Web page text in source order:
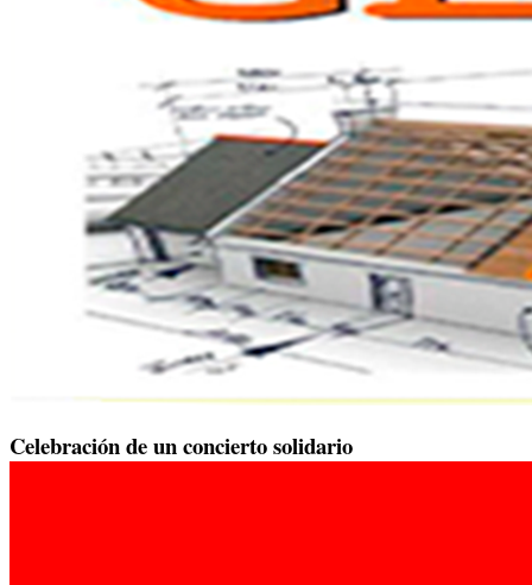
Celebración de un concierto solidario